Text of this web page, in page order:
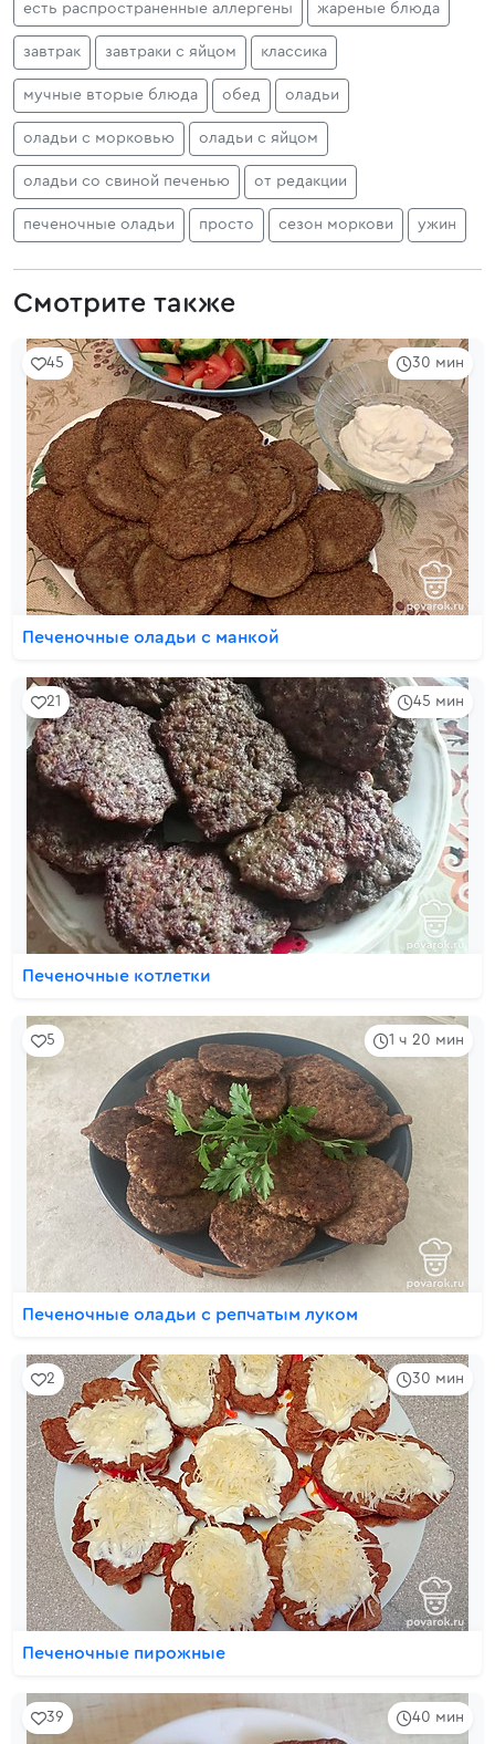
есть распространенные аллергены жареные блюда
завтрак завтраки с яйцом классика
мучные вторые блюда обед оладьи
оладьи с морковью оладьи с яйцом
оладьи со свиной печенью от редакции
печеночные оладьи просто сезон моркови ужин
Смотрите также
30 мин
45
Печеночные оладьи с манкой
45 мин
21
Печеночные котлетки
1 ч 20 мин
5
Печеночные оладьи с репчатым луком
30 мин
2
Печеночные пирожные
40 мин
39